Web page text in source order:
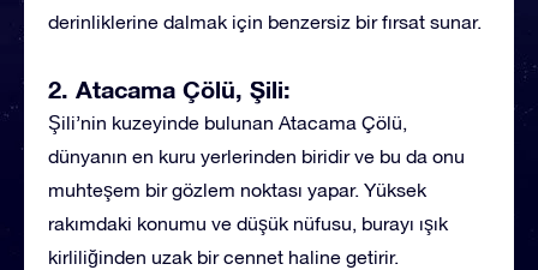
derinliklerine dalmak için benzersiz bir fırsat sunar.
2. Atacama Çölü, Şili:
Şili’nin kuzeyinde bulunan Atacama Çölü,
dünyanın en kuru yerlerinden biridir ve bu da onu
muhteşem bir gözlem noktası yapar. Yüksek
rakımdaki konumu ve düşük nüfusu, burayı ışık
kirliliğinden uzak bir cennet haline getirir.